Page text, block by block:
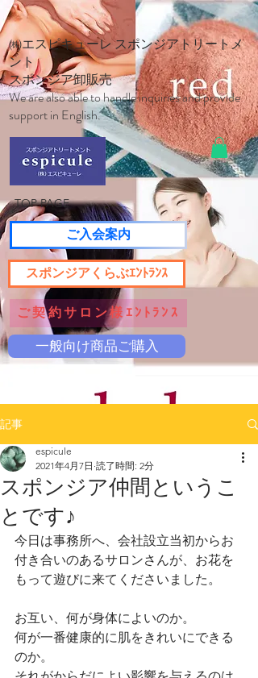
㈱エスピキューレ スポンジアトリートメ
ント
スポンジア卸販売
We are also able to handle inquiries and provide
support in English.
TOP PAGE
ご入会案内
スポンジアくらぶｴﾝﾄﾗﾝｽ
ご契約サロン様ｴﾝﾄﾗﾝｽ
一般向け商品ご購入
記事
スポンジア仲間というこ
とです♪
espicule
2021年4月7日 読了時間: 2分
今日は事務所へ、会社設立当初からお
付き合いのあるサロンさんが、お花を
もって遊びに来てくださいました。
お互い、何が身体によいのか。
何が一番健康的に肌をきれいにできる
のか。